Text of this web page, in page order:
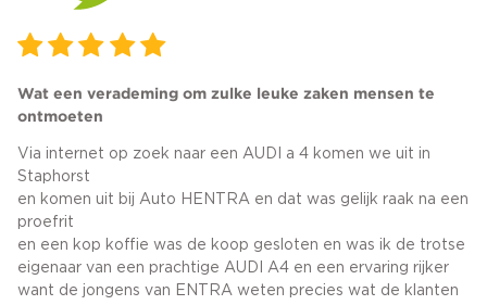
Wat een verademing om zulke leuke zaken mensen te
ontmoeten
Via internet op zoek naar een AUDI a 4 komen we uit in
Staphorst
en komen uit bij Auto HENTRA en dat was gelijk raak na een
proefrit
en een kop koffie was de koop gesloten en was ik de trotse
eigenaar van een prachtige AUDI A4 en een ervaring rijker
want de jongens van ENTRA weten precies wat de klanten